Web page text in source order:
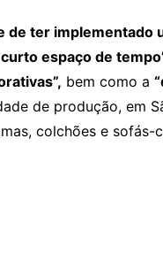
de ter implementado
espaço de
bem como a
de produção, em
colchões e sofás-